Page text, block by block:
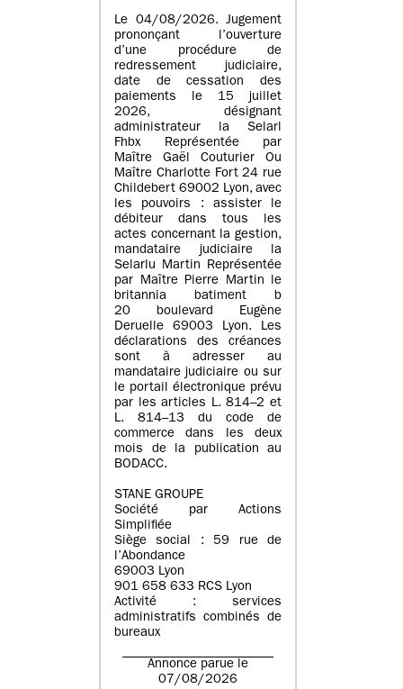
Le 04/08/2026. Jugement
prononçant l’ouverture
d’une procédure de
redressement judiciaire,
date de cessation des
paiements le 15 juillet
2026, désignant
administrateur la Selarl
Fhbx Représentée par
Maître Gaël Couturier Ou
Maître Charlotte Fort 24 rue
Childebert 69002 Lyon, avec
les pouvoirs : assister le
débiteur dans tous les
actes concernant la gestion,
mandataire judiciaire la
Selarlu Martin Représentée
par Maître Pierre Martin le
britannia batiment b
20 boulevard Eugène
Deruelle 69003 Lyon. Les
déclarations des créances
sont à adresser au
mandataire judiciaire ou sur
le portail électronique prévu
par les articles L. 814–2 et
L. 814–13 du code de
commerce dans les deux
mois de la publication au
BODACC.
STANE GROUPE
Société par Actions
Simplifiée
Siège social : 59 rue de
l’Abondance
69003 Lyon
901 658 633 RCS Lyon
Activité : services
administratifs combinés de
bureaux
Annonce parue le
07/08/2026